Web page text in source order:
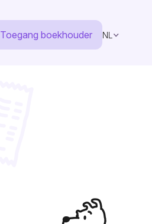
Toegang boekhouder NL